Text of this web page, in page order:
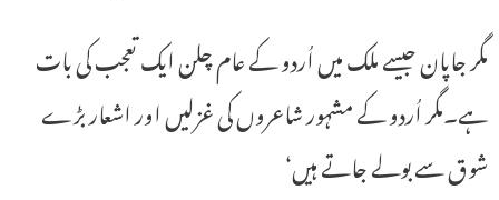
مگر جاپان جیسے ملک میں اُردو کے عام چلن ایک تعجب کی بات
ہے۔مگر اُردو کے مشہور شاعروں کی غزلیں اور اشعار بڑے
شوق سے بولے جاتے ہیں‘